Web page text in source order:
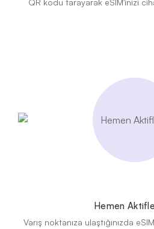
Hemen
Varış noktanıza ulaştığınızda